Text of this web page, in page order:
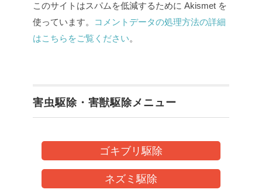
このサイトはスパムを低減するために Akismet を
使っています。
コメントデータの処理方法の詳細
はこちらをご覧ください。
害虫駆除・害獣駆除メニュー
ゴキブリ駆除
ネズミ駆除